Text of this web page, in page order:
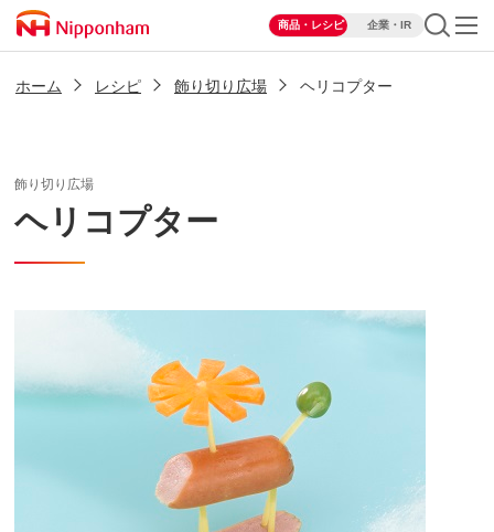
商品・レシピ 企業・IR
ホーム レシピ 飾り切り広場 ヘリコプター
飾り切り広場
ヘリコプター